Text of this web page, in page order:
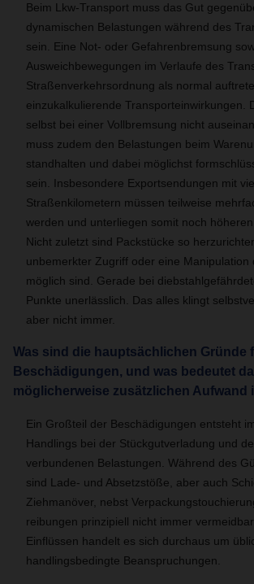
Beim Lkw-Transport muss das Gut
dynamischen Belastungen während des
sein. Eine Not- oder Gefahrenbremsung
Ausweichbewegungen im Verlaufe des
Straßenverkehrsordnung als normal
einzukalkulierende Transporteinwirkungen.
selbst bei einer Vollbremsung nicht
muss zudem den Belastungen beim
standhalten und dabei möglichst
sein. Insbesondere Exportsendungen mit
Straßenkilometern müssen teilweise
werden und unterliegen somit noch höheren
Nicht zuletzt sind Packstücke so
unbemerkter Zugriff oder eine Manipulation
möglich sind. Gerade bei
Punkte unerlässlich. Das alles klingt
aber nicht immer.
Was sind die hauptsächlichen Gründe
Beschädigungen, und was bedeutet
möglicherweise zusätzlichen Aufwand
Ein Großteil der Beschädigungen entsteht
Handlings bei der Stückgutverladung und
verbundenen Belastungen. Während des
sind Lade- und Absetzstöße, aber auch
Ziehmanöver, nebst
reibungen prinzipiell nicht immer
Einflüssen handelt es sich durchaus um
handlingsbedingte Beanspruchungen.